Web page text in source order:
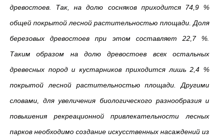
древостоев. Так, на долю сосняков приходится 74,9 %
общей покрытой лесной растительностью площади. Доля
березовых древостоев при этом составляет 22,7 %.
Таким образом на долю древостоев всех остальных
древесных пород и кустарников приходится лишь 2,4 %
покрытой лесной растительностью площади. Другими
словами, для увеличения биологического разнообразия и
повышения рекреационной привлекательности лесных
парков необходимо создание искусственных насаждений из